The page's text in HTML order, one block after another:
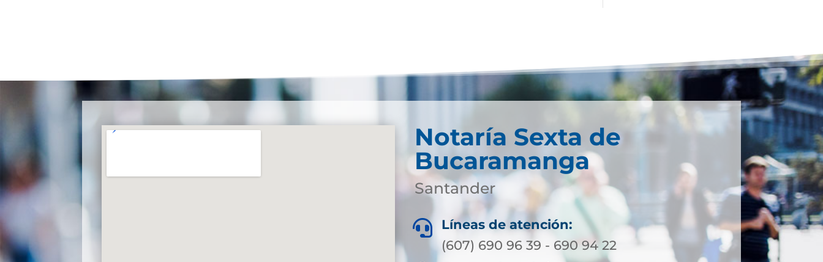
Notaría Sexta de
Bucaramanga
Santander

Líneas de atención:
(607) 690 96 39 - 690 94 22